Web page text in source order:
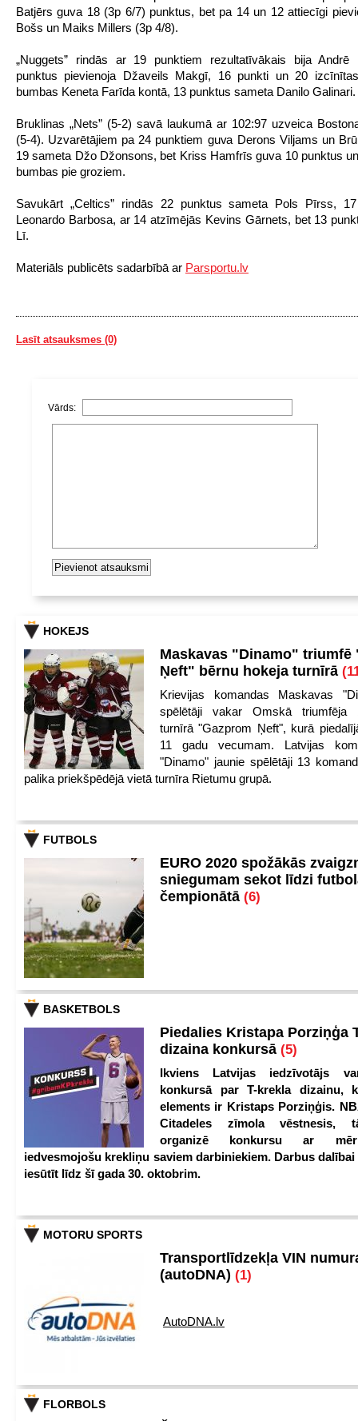
Batjērs guva 18 (3p 6/7) punktus, bet pa 14 un 12 attiecīgi
Bošs un Maiks Millers (3p 4/8).
„Nuggets” rindās ar 19 punktiem rezultatīvākais bija Andrē
punktus pievienoja Džaveils Makgī, 16 punkti un 20
bumbas Keneta Farīda kontā, 13 punktus sameta Danilo Galinari.
Bruklinas „Nets” (5-2) savā laukumā ar 102:97 uzveica
(5-4). Uzvarētājiem pa 24 punktiem guva Derons Viljams un
19 sameta Džo Džonsons, bet Kriss Hamfrīs guva 10 punktus
bumbas pie groziem.
Savukārt „Celtics” rindās 22 punktus sameta Pols Pīrss, 17
Leonardo Barbosa, ar 14 atzīmējās Kevins Gārnets, bet 13
Lī.
Materiāls publicēts sadarbībā ar Parsportu.lv
Lasīt atsauksmes (0)
Vārds:
HOKEJS
Maskavas "Dinamo" triumfē
Ņeft" bērnu hokeja turnīrā
Krievijas komandas Maskavas
spēlētāji vakar Omskā triumfēja
turnīrā "Gazprom Ņeft", kurā
11 gadu vecumam. Latvijas
"Dinamo" jaunie spēlētāji 13
palika priekšpēdējā vietā turnīra Rietumu grupā.
FUTBOLS
EURO 2020 spožākās
sniegumam sekot līdzi
čempionātā (6)
BASKETBOLS
Piedalies Kristapa Porziņģa
dizaina konkursā (5)
Ikviens Latvijas iedzīvotājs
konkursā par T-krekla dizainu,
elements ir Kristaps Porziņģis.
Citadeles zīmola vēstnesis,
organizē konkursu ar
iedvesmojošu krekliņu saviem darbiniekiem. Darbus
iesūtīt līdz šī gada 30. oktobrim.
MOTORU SPORTS
Transportlīdzekļa VIN
(autoDNA) (1)
AutoDNA.lv
FLORBOLS